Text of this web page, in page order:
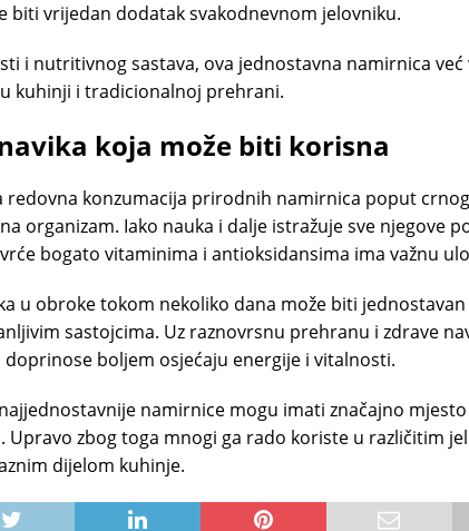
biti vrijedan dodatak svakodnevnom jelovniku.
i nutritivnog sastava, ova jednostavna namirnica već
kuhinji i tradicionalnoj prehrani.
koja može biti korisna
redovna konzumacija prirodnih namirnica poput
organizam. Iako nauka i dalje istražuje sve njegove
bogato vitaminima i antioksidansima ima važnu
u obroke tokom nekoliko dana može biti
sastojcima. Uz raznovrsnu prehranu i zdrave
boljem osjećaju energije i vitalnosti.
namirnice mogu imati značajno
Upravo zbog toga mnogi ga rado koriste u različitim
dijelom kuhinje.